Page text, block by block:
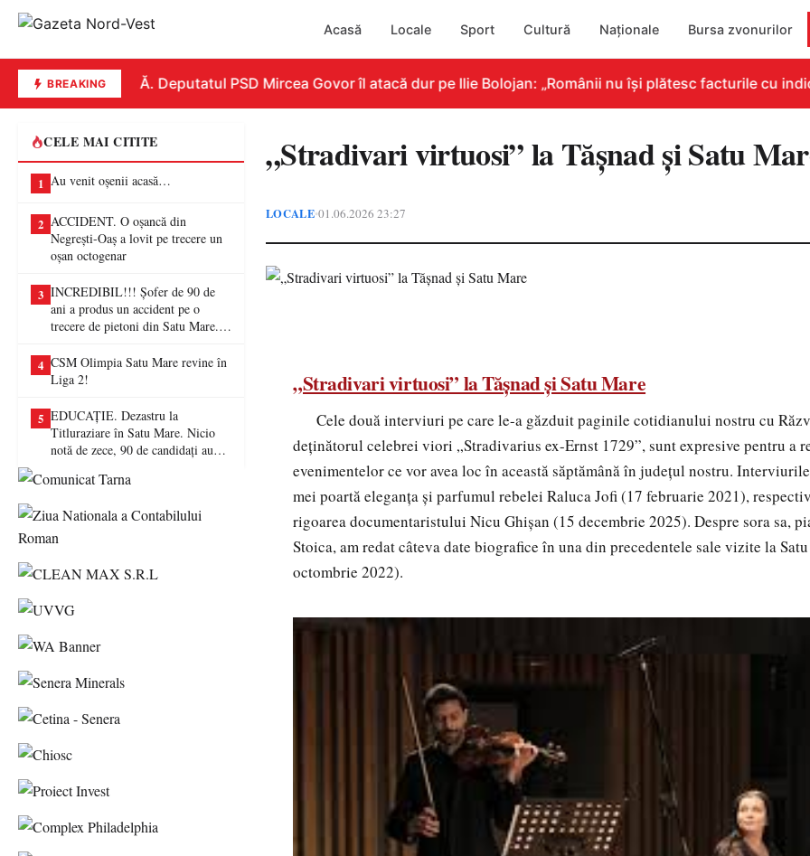
Acasă Locale Sport Cultură Naționale Bursa zvonurilor
BREAKING
REPLICĂ. Deputatul PSD Mircea Govor îl atacă dur pe Ilie Bolojan: „Românii nu își plătesc facturile cu
CELE MAI CITITE
1 Au venit oșenii acasă…
2 ACCIDENT. O oșancă din
Negrești-Oaș a lovit pe trecere un
oșan octogenar
3 INCREDIBIL!!! Șofer de 90 de
ani a produs un accident pe o
trecere de pietoni din Satu Mare. O
4 CSM Olimpia Satu Mare revine în
Liga 2!
5 EDUCAȚIE. Dezastru la
Titluraziare în Satu Mare. Nicio
notă de zece, 90 de candidați au
„Stradivari virtuosi” la Tășnad și Satu
LOCALE•01.06.2026 23:27
„Stradivari virtuosi” la Tășnad și Satu Mare
Cele două interviuri pe care le-a găzduit paginile cotidianului nostru cu
deținătorul celebrei viori „Stradivarius ex-Ernst 1729”, sunt expresive pentru a
evenimentelor ce vor avea loc în această săptămână în județul nostru.
mei poartă eleganța și parfumul rebelei Raluca Jofi (17 februarie 2021),
rigoarea documentaristului Nicu Ghișan (15 decembrie 2025). Despre sora sa,
Stoica, am redat câteva date biografice în una din precedentele sale vizite la
octombrie 2022).